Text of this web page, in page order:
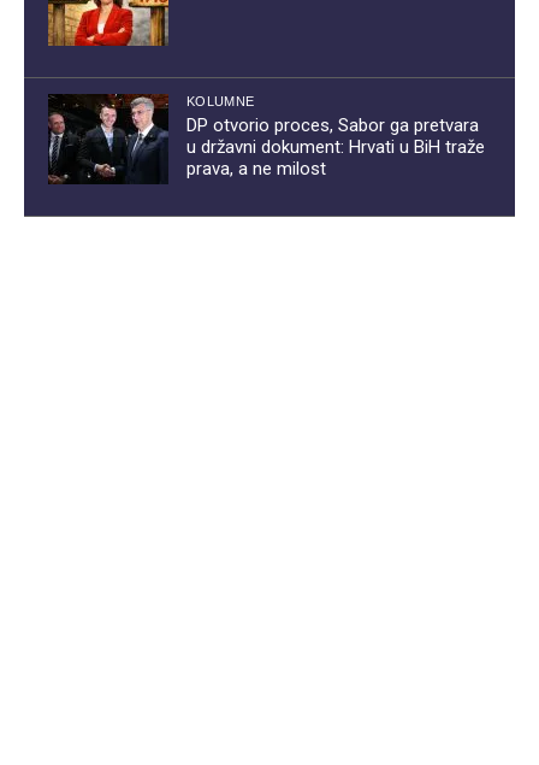
KOLUMNE
DP otvorio proces, Sabor ga pretvara
u državni dokument: Hrvati u BiH traže
prava, a ne milost